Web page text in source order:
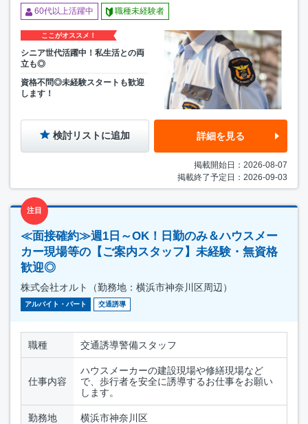
60代以上活躍中 職種未経験者
ここがオススメ！
シニア世代活躍中！私生活との両
立も◎
資格不問◎未経験スタートも歓迎
します！
検討リストに追加 詳細を見る
掲載開始日：2026-08-07
掲載終了予定日：2026-09-03
注目
≪面接確約≫週1日～OK！日勤のみ＆ハウスメー
カー現場等の【ご案内スタッフ】未経験・無資格
歓迎◎
株式会社オルト（勤務地：横浜市神奈川区周辺）
アルバイト・パート 交通誘導
職種 交通誘導警備スタッフ
仕事内容
ハウスメーカーの建設現場や修繕現場など
で、歩行者を安全に誘導するお仕事をお願い
します。
勤務地 横浜市神奈川区